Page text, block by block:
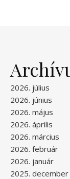
2026. július
2026. június
2026. május
2026. április
2026. március
2026. február
2026. január
2025. december